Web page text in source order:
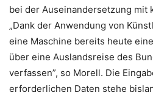
bei der Auseinandersetzung mit
„Dank der Anwendung von
eine Maschine bereits heute
über eine Auslandsreise des
verfassen”, so Morell. Die
erforderlichen Daten stehe